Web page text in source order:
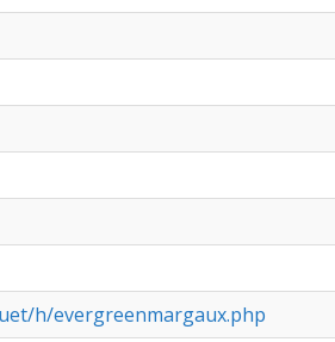
h/evergreenmargaux.php